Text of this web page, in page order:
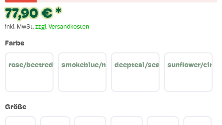
77,90 € *
inkl. MwSt. zzgl. Versandkosten
Farbe
rose/beetred smokeblue/navydeepteal/seaportsunflower/
Größe